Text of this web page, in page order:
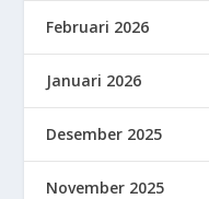
Februari 2026
Januari 2026
Desember 2025
November 2025